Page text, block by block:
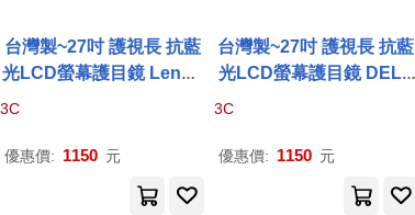
台灣製~27吋 護視長 抗藍
光LCD螢幕護目鏡 Lenov
o NEW系列 無 Lenovo
3C
優惠價: 1150 元
台灣製~27吋 護視長 抗藍
光LCD螢幕護目鏡 DELL
NEW系列 無 DELL
3C
優惠價: 1150 元